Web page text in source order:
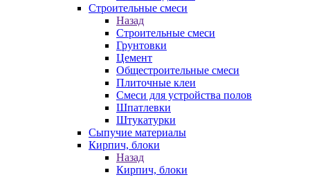
Строительные смеси
Назад
Строительные смеси
Грунтовки
Цемент
Общестроительные смеси
Плиточные клеи
Смеси для устройства полов
Шпатлевки
Штукатурки
Сыпучие материалы
Кирпич, блоки
Назад
Кирпич, блоки